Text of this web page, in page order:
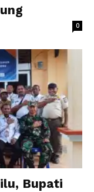
0
Bupati